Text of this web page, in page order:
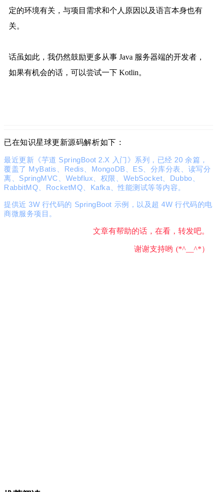
定的环境有关，与项目需求和个人原因以及语言本身也有
关。
话虽如此，我仍然鼓励更多从事 Java 服务器端的开发者，
如果有机会的话，可以尝试一下 Kotlin。
已在知识星球更新源码解析如下：
最近更新《芋道 SpringBoot 2.X 入门》系列
，已经 20 余篇，
覆盖了 MyBatis、Redis、MongoDB、ES、分库分表、读写分
离、SpringMVC、Webflux、权限、WebSocket、Dubbo、
RabbitMQ、RocketMQ、Kafka、性能测试等等内容。
提供近 3W 行代码的 SpringBoot 示例，以及超 4W 行代码的电
商微服务项目。
文章有帮助的话，在看，转发吧。
谢谢支持哟 (*^__^*）